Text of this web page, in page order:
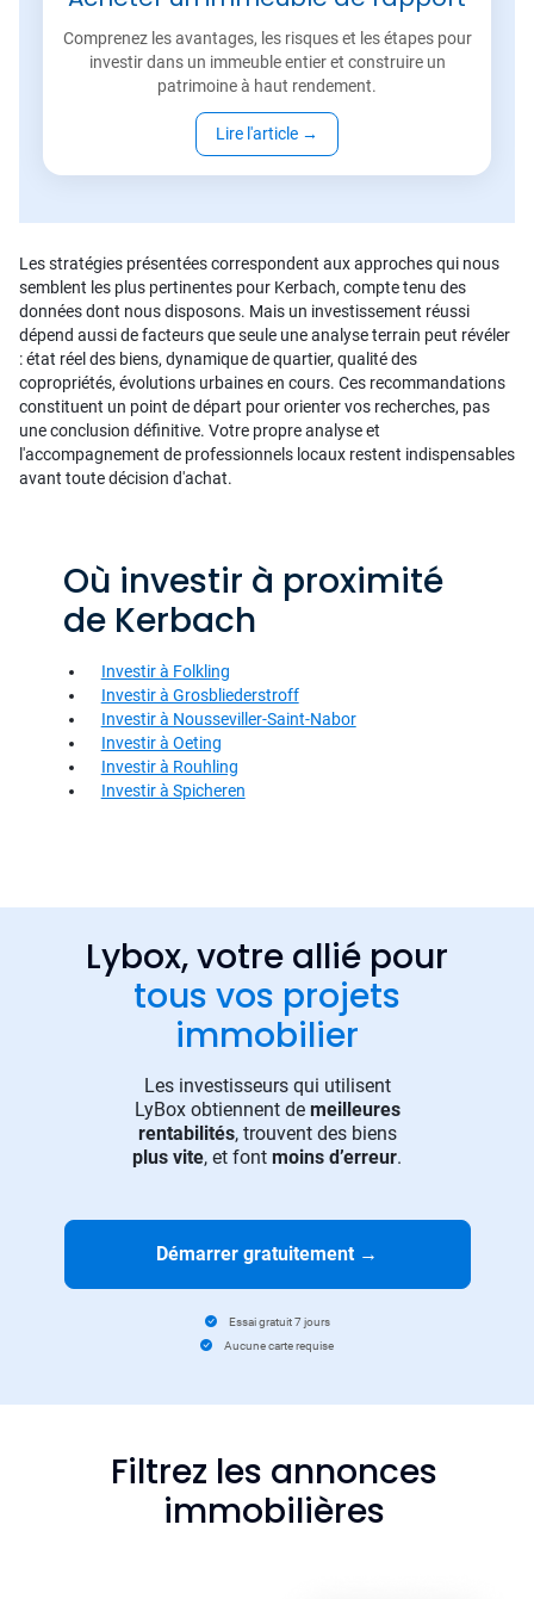
Comprenez les avantages, les risques et les étapes pour
investir dans un immeuble entier et construire un
patrimoine à haut rendement.
Lire l'article →
Les stratégies présentées correspondent aux approches qui nous
semblent les plus pertinentes pour Kerbach, compte tenu des
données dont nous disposons. Mais un investissement réussi
dépend aussi de facteurs que seule une analyse terrain peut révéler
: état réel des biens, dynamique de quartier, qualité des
copropriétés, évolutions urbaines en cours. Ces recommandations
constituent un point de départ pour orienter vos recherches, pas
une conclusion définitive. Votre propre analyse et
l'accompagnement de professionnels locaux restent indispensables
avant toute décision d'achat.
Où investir à proximité
de Kerbach
Investir à Folkling
Investir à Grosbliederstroff
Investir à Nousseviller-Saint-Nabor
Investir à Oeting
Investir à Rouhling
Investir à Spicheren
Lybox, votre allié pour
tous vos projets
immobilier
Les investisseurs qui utilisent
LyBox obtiennent de meilleures
rentabilités, trouvent des biens
plus vite, et font moins d’erreur.
Démarrer gratuitement →
Essai gratuit 7 jours
Aucune carte requise
Filtrez les annonces
immobilières